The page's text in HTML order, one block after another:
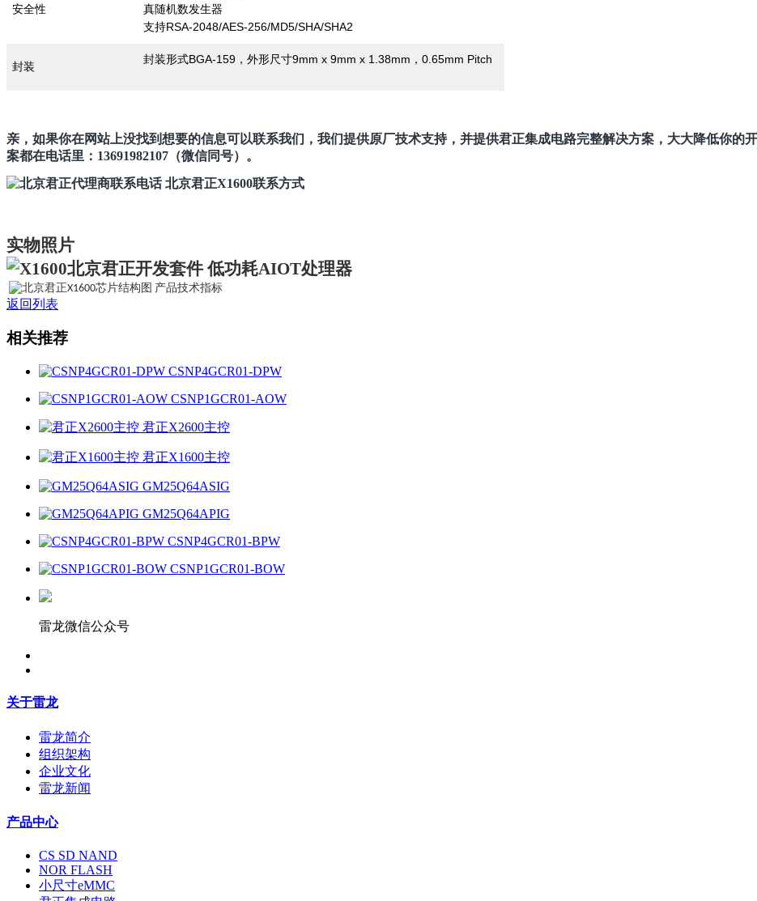
安全性
真随机数发生器
支持RSA-2048/AES-256/MD5/SHA/SHA2
封装
封装形式BGA-159 ，外形尺寸9mm x 9mm x 1.38mm ，0.65mm Pitch
亲，如果你在网站上没找到想要的信息可以联系我们，我们提供原厂技术支持，并提供君正集成电路完整解决方案，大大降低你的
案都在电话里：13691982107（微信同号）。
实物照片
返回列表
相关推荐
CSNP4GCR01-DPW
CSNP1GCR01-AOW
君正X2600主控
君正X1600主控
GM25Q64ASIG
GM25Q64APIG
CSNP4GCR01-BPW
CSNP1GCR01-BOW
雷龙微信公众号
关于雷龙
雷龙简介
组织架构
企业文化
雷龙新闻
产品中心
CS SD NAND
NOR FLASH
小尺寸eMMC